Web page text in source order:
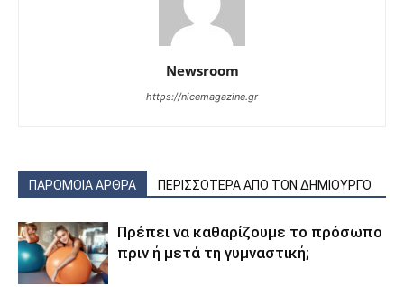
Newsroom
https://nicemagazine.gr
ΠΑΡΟΜΟΙΑ ΑΡΘΡΑ ΠΕΡΙΣΣΟΤΕΡΑ ΑΠΟ ΤΟΝ ΔΗΜΙΟΥΡΓΟ
Πρέπει να καθαρίζουμε το πρόσωπο
πριν ή μετά τη γυμναστική;